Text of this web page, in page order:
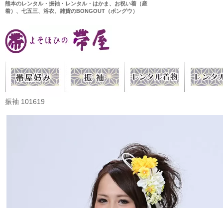
熊本のレンタル・振袖・レンタル・はかま、お祝い着（産
着）、七五三、浴衣、雑貨のBONGOUT（ボングウ）
振袖 101619